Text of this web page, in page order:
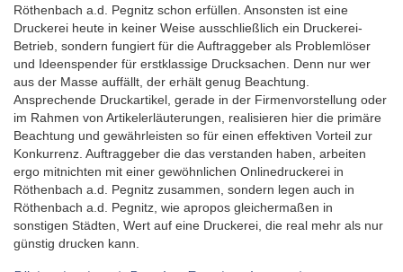
Röthenbach a.d. Pegnitz schon erfüllen. Ansonsten ist eine
Druckerei heute in keiner Weise ausschließlich ein Druckerei-
Betrieb, sondern fungiert für die Auftraggeber als Problemlöser
und Ideenspender für erstklassige Drucksachen. Denn nur wer
aus der Masse auffällt, der erhält genug Beachtung.
Ansprechende Druckartikel, gerade in der Firmenvorstellung oder
im Rahmen von Artikelerläuterungen, realisieren hier die primäre
Beachtung und gewährleisten so für einen effektiven Vorteil zur
Konkurrenz. Auftraggeber die das verstanden haben, arbeiten
ergo mitnichten mit einer gewöhnlichen Onlinedruckerei in
Röthenbach a.d. Pegnitz zusammen, sondern legen auch in
Röthenbach a.d. Pegnitz, wie apropos gleichermaßen in
sonstigen Städten, Wert auf eine Druckerei, die real mehr als nur
günstig drucken kann.